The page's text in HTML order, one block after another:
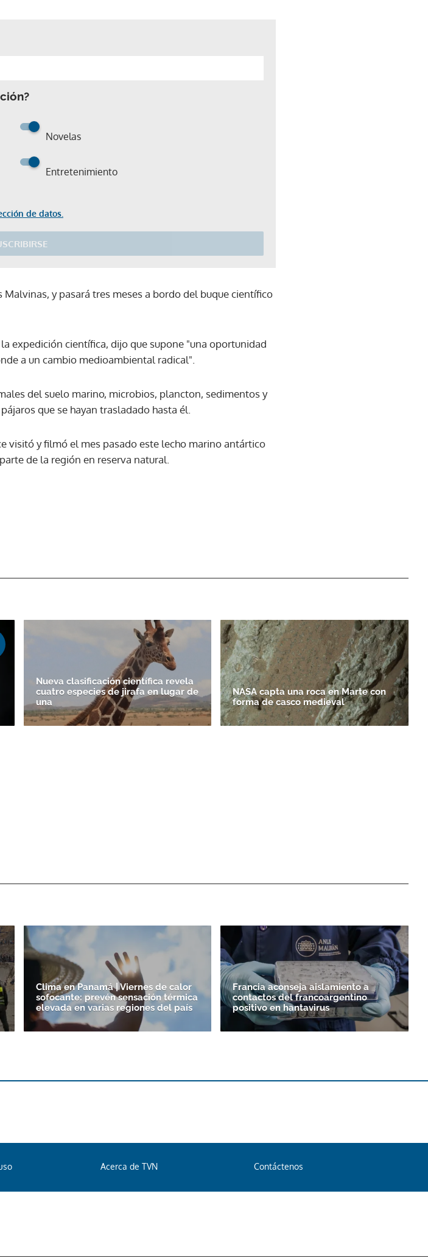
Novelas
Entretenimiento
de datos.
y pasará tres meses a bordo del buque científico
expedición científica, dijo que supone "una oportunidad
a un cambio medioambiental radical".
del suelo marino, microbios, plancton, sedimentos y
que se hayan trasladado hasta él.
visitó y filmó el mes pasado este lecho marino antártico
de la región en reserva natural.
Nueva clasificación científica revela
cuatro especies de jirafa en lugar de
una
NASA capta una roca en Marte con
forma de casco medieval
Clima en Panamá | Viernes de calor
sofocante: prevén sensación térmica
elevada en varias regiones del país
Francia aconseja aislamiento a
contactos del francoargentino
positivo en hantavirus
Acerca de TVN Contáctenos